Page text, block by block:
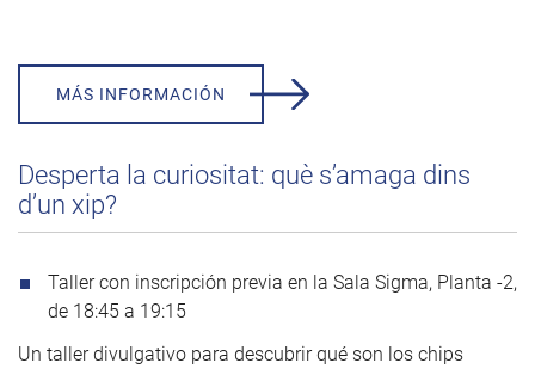
MÁS INFORMACIÓN
Desperta la curiositat: què s’amaga dins
d’un xip?
Taller con inscripción previa en la Sala Sigma, Planta -2,
de 18:45 a 19:15
Un taller divulgativo para descubrir qué son los chips